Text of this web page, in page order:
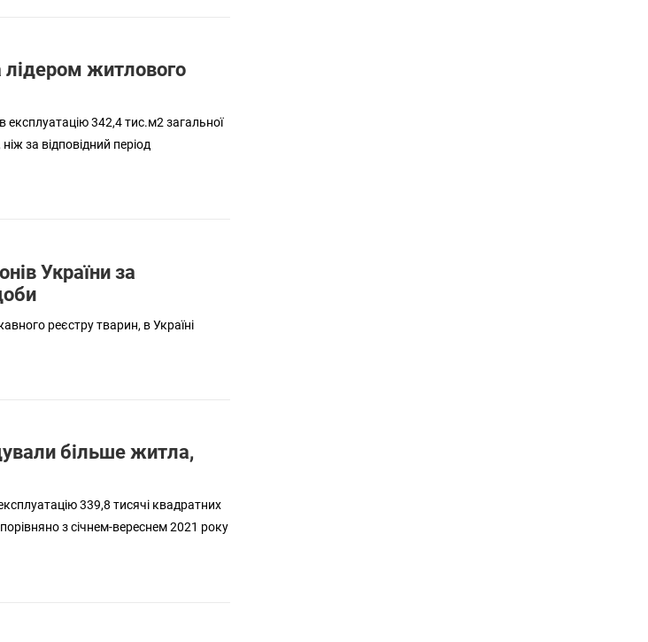
лідером житлового
експлуатацію 342,4 тис.м2 загальної
за відповідний період
України за
реєстру тварин, в Україні
більше житла,
339,8 тисячі квадратних
з січнем-вереснем 2021 року